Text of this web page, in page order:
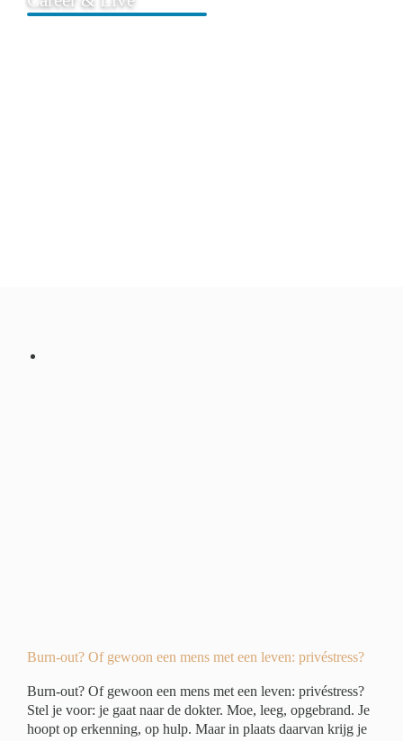
Burn-out? Of gewoon een mens met een leven: privéstress?
Burn-out? Of gewoon een mens met een leven: privéstress?
Stel je voor: je gaat naar de dokter. Moe, leeg, opgebrand. Je
hoopt op erkenning, op hulp. Maar in plaats daarvan krijg je